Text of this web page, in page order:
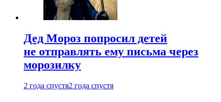
Дед Мороз попросил детей
не отправлять ему письма через
морозилку
2 года спустя2 года спустя